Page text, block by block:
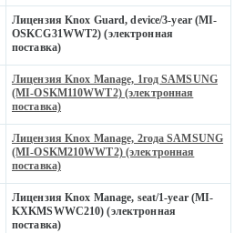
Лицензия Knox Guard, device/3-year (MI-
OSKCG31WWT2) (электронная
поставка)
Лицензия Knox Manage, 1год SAMSUNG
(MI-OSKM110WWT2) (электронная
поставка)
Лицензия Knox Manage, 2года SAMSUNG
(MI-OSKM210WWT2) (электронная
поставка)
Лицензия Knox Manage, seat/1-year (MI-
KXKMSWWC210) (электронная
поставка)